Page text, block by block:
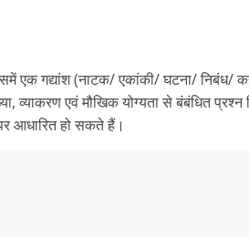
एक गद्यांश (नाटक/ एकांकी/ घटना/ निबंध/
एवं मौखिक योग्‍यता से बंबंधित प्रश्‍न
आधारित हो सकते हैं।